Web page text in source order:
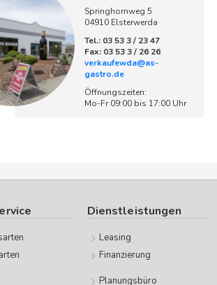
Springhornweg 5
04910 Elsterwerda
Tel.: 03 53 3 / 23 47
Fax: 03 53 3 / 26 26
verkaufewda@as-
gastro.de
Öffnungszeiten:
Mo-Fr 09:00 bis 17:00 Uhr
Dienstleistungen
Leasing
Finanzierung
Planungsbüro